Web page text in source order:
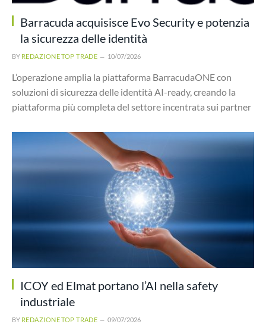
Barracuda acquisisce Evo Security e potenzia
la sicurezza delle identità
BY REDAZIONE TOP TRADE 10/07/2026
L’operazione amplia la piattaforma BarracudaONE con
soluzioni di sicurezza delle identità AI-ready, creando la
piattaforma più completa del settore incentrata sui partner
ICOY ed Elmat portano l’AI nella safety
industriale
BY REDAZIONE TOP TRADE 09/07/2026